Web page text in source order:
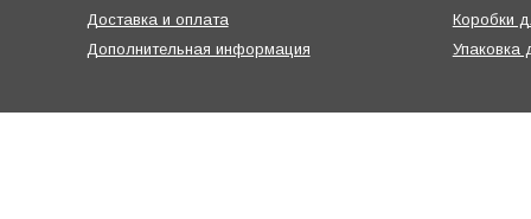
Доставка и оплата
Дополнительная информация
Коробки
Упаковка